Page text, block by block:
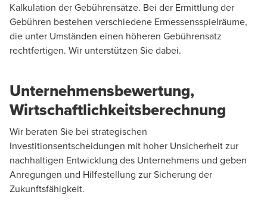
Kalkulation der Gebührensätze. Bei der Ermittlung der
Gebühren bestehen verschiedene Ermessensspielräume,
die unter Umständen einen höheren Gebührensatz
rechtfertigen. Wir unterstützen Sie dabei.
Unternehmensbewertung,
Wirtschaftlichkeitsberechnung
Wir beraten Sie bei strategischen
Investitionsentscheidungen mit hoher Unsicherheit zur
nachhaltigen Entwicklung des Unternehmens und geben
Anregungen und Hilfestellung zur Sicherung der
Zukunftsfähigkeit.